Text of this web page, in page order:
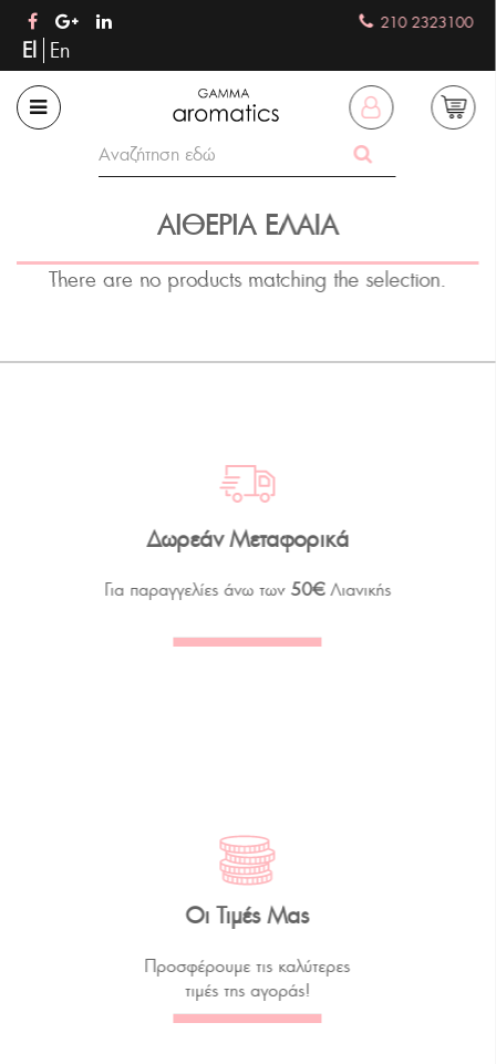
210 2323100
El En
ΑΙΘΈΡΙΑ ΈΛΑΙΑ
There are no products matching the selection.
Δωρεάν Μεταφορικά
Για παραγγελίες άνω των 50€Λιανικής
Οι Τιμές Μας
Προσφέρουμε τις καλύτερες
τιμές της αγοράς!